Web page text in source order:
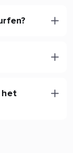
het